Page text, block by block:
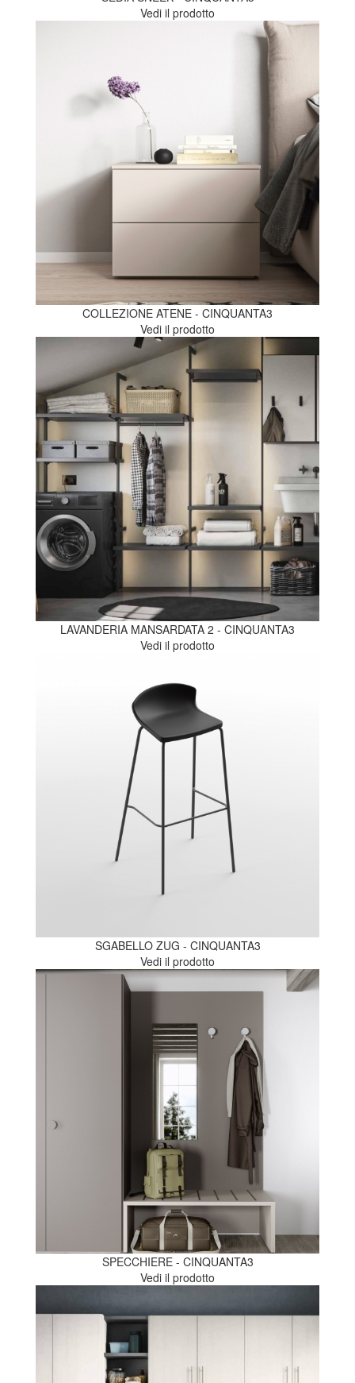
Vedi il prodotto
COLLEZIONE ATENE - CINQUANTA3
Vedi il prodotto
LAVANDERIA MANSARDATA 2 - CINQUANTA3
Vedi il prodotto
SGABELLO ZUG - CINQUANTA3
Vedi il prodotto
SPECCHIERE - CINQUANTA3
Vedi il prodotto